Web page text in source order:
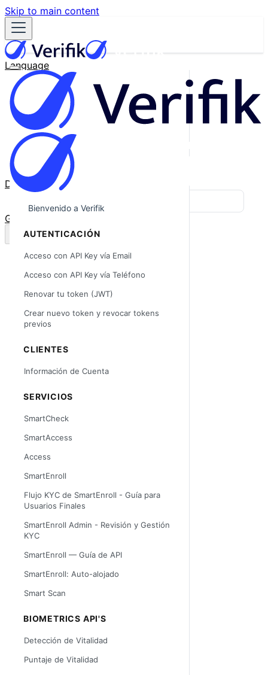
Skip to main content
Language
English
Español
Français
Português
한국어
日本語
中文
Docs
GitHub
Bienvenido a Verifik
AUTENTICACIÓN
Acceso con API Key vía Email
Acceso con API Key vía Teléfono
Renovar tu token (JWT)
Crear nuevo token y revocar tokens
previos
CLIENTES
Información de Cuenta
SERVICIOS
SmartCheck
SmartAccess
Access
SmartEnroll
Flujo KYC de SmartEnroll - Guía para
Usuarios Finales
SmartEnroll Admin - Revisión y Gestión
KYC
SmartEnroll — Guía de API
SmartEnroll: Auto-alojado
Smart Scan
BIOMETRICS API'S
Detección de Vitalidad
Puntaje de Vitalidad